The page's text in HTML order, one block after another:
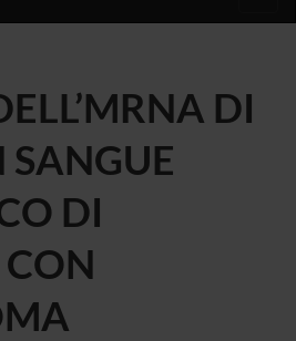
DI
SANGUE
DI